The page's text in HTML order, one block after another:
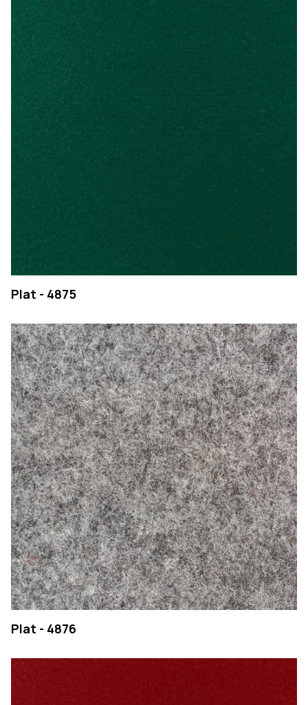
Plat - 4875
Plat - 4876